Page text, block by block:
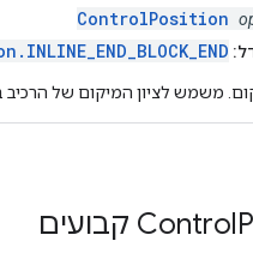
ControlPosition
משמש לציון המיקום של הרכיב
Control קבועים